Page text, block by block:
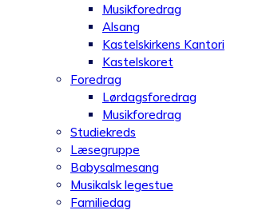
Musikforedrag
Alsang
Kastelskirkens Kantori
Kastelskoret
Foredrag
Lørdagsforedrag
Musikforedrag
Studiekreds
Læsegruppe
Babysalmesang
Musikalsk legestue
Familiedag